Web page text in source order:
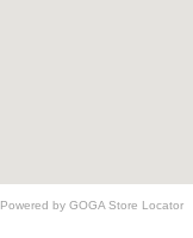
Powered by GOGA Store Locator